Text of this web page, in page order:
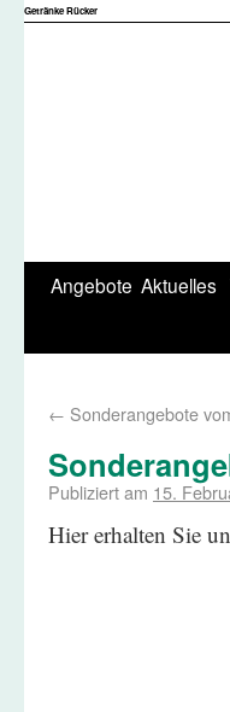
Getränke Rücker
Angebote Aktuelles
← Sonderangebote
Publiziert am 15.
Hier erhalten Sie